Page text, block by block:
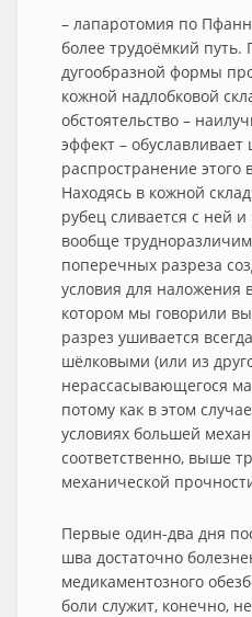
– лапаротомия по
более трудоёмкий
дугообразной формы
кожной надлобковой
обстоятельство –
эффект – обуславливает
распространение этого
Находясь в кожной
рубец сливается с ней и
вообще
поперечных разреза
условия для наложения
котором мы говорили
разрез ушивается
шёлковыми (или из
нерассасывающегося
потому как в этом
условиях большей
соответственно, выше
механической
Первые один-два дня
шва достаточно
медикаментозного
боли служит, конечно,